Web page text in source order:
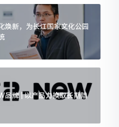
焕新，为长江国家文化公园
品牌 | 以产品力换取长期陪